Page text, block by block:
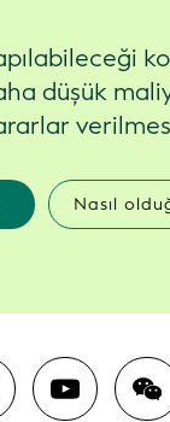
düşük
Nasıl